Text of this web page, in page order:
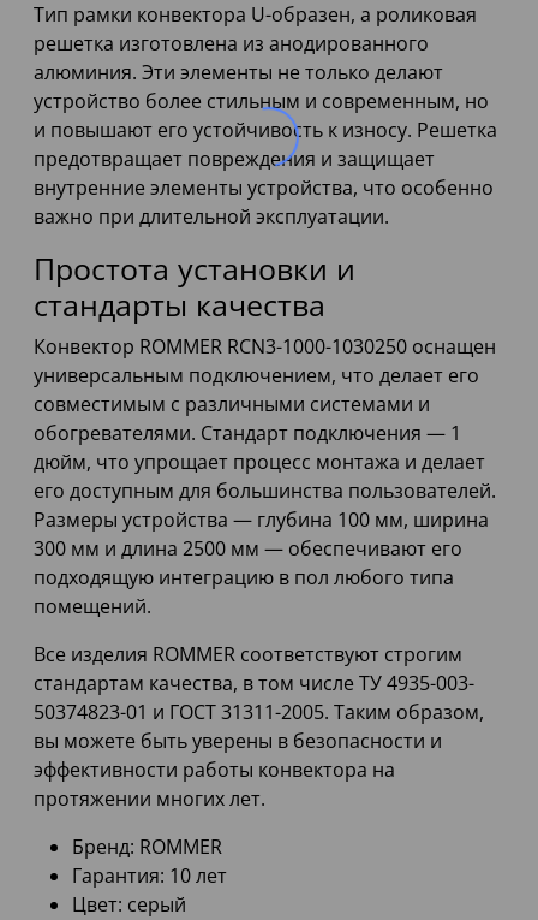
Тип рамки конвектора U-образен, а роликовая
решетка изготовлена из анодированного
алюминия. Эти элементы не только делают
устройство более стильным и современным, но
и повышают его устойчивость к износу. Решетка
предотвращает повреждения и защищает
внутренние элементы устройства, что особенно
важно при длительной эксплуатации.
Простота установки и
стандарты качества
Конвектор ROMMER RCN3-1000-1030250 оснащен
универсальным подключением, что делает его
совместимым с различными системами и
обогревателями. Стандарт подключения — 1
дюйм, что упрощает процесс монтажа и делает
его доступным для большинства пользователей.
Размеры устройства — глубина 100 мм, ширина
300 мм и длина 2500 мм — обеспечивают его
подходящую интеграцию в пол любого типа
помещений.
Все изделия ROMMER соответствуют строгим
стандартам качества, в том числе ТУ 4935-003-
50374823-01 и ГОСТ 31311-2005. Таким образом,
вы можете быть уверены в безопасности и
эффективности работы конвектора на
протяжении многих лет.
Бренд: ROMMER
Гарантия: 10 лет
Цвет: серый